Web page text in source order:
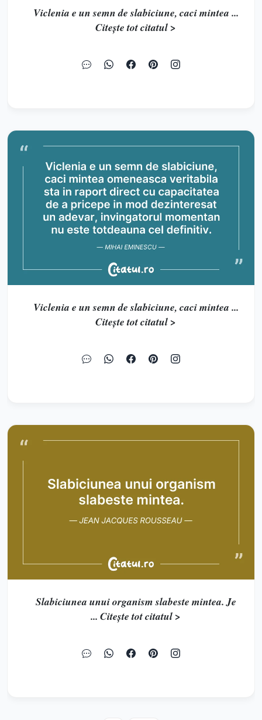
Viclenia e un semn de slabiciune, caci mintea ...
Citește tot citatul >
Viclenia e un semn de slabiciune, caci mintea ...
Citește tot citatul >
Slabiciunea unui organism slabeste mintea. Je
... Citește tot citatul >